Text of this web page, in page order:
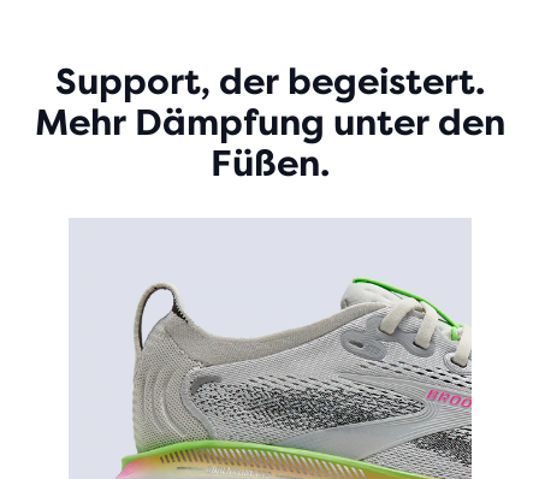
Support, der begeistert.
Mehr Dämpfung unter den
Füßen.